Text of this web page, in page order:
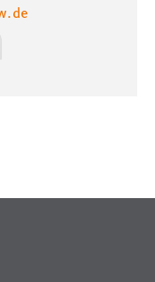
.de